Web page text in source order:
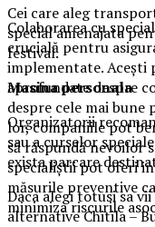
Colaborarea cu
crucială pentru
implementate. Acești
aprofundate despre
despre cele mai
lor, companiile pot
să răspundă nevoilor
specialiștii pot oferi
măsurile preventive
minimiza riscurile
Cei care aleg
special amenajata
festival.
Masinapersonala
Organizatorii
sau a curselor
exista parcare
Daca alegi totusi sa
alternative Chitila –